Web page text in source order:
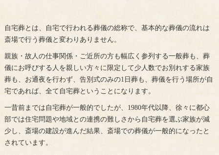
自宅葬とは、自宅で行われる葬儀の総称で、基本的な葬儀の流れは
斎場で行う葬儀と変わりありません。
親族・故人の仕事関係・ご近所の方も幅広く参列する一般葬も、葬
儀にお呼びする人を親しい方々に限定して少人数でお別れする家族
葬も、お通夜を行わず、告別式のみの1日葬も、葬儀を行う場所が自
宅であれば、全て自宅葬ということになります。
一昔前までは自宅葬が一般的でしたが、1980年代以降、徐々に都心
部では住宅問題や地域との連携の難しさから自宅葬を選ぶ家族が減
少し、斎場の建設が進んだ結果、斎場での葬儀が一般的になったと
されています。